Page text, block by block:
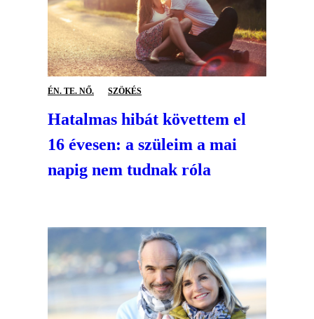
ÉN. TE. NŐ. SZÖKÉS
Hatalmas hibát követtem el
16 évesen: a szüleim a mai
napig nem tudnak róla